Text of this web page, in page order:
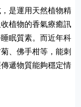
是運用天然植物精
植物的香氣療癒訊
眠質素。而近年科
、佛手柑等，能刺
遞物質能夠穩定情